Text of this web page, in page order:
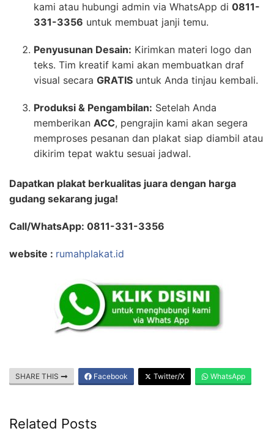
kami atau hubungi admin via WhatsApp di 0811-
331-3356 untuk membuat janji temu.
Penyusunan Desain: Kirimkan materi logo dan
teks. Tim kreatif kami akan membuatkan draf
visual secara GRATIS untuk Anda tinjau kembali.
Produksi & Pengambilan: Setelah Anda
memberikan ACC, pengrajin kami akan segera
memproses pesanan dan plakat siap diambil atau
dikirim tepat waktu sesuai jadwal.
Dapatkan plakat berkualitas juara dengan harga
gudang sekarang juga!
Call/WhatsApp: 0811-331-3356
website : rumahplakat.id
SHARE THIS Facebook Twitter/X WhatsApp
Related Posts